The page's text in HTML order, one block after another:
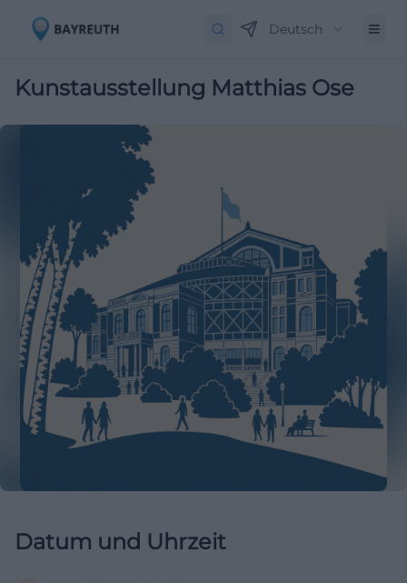
Deutsch
Kunstausstellung Matthias Ose
Datum und Uhrzeit